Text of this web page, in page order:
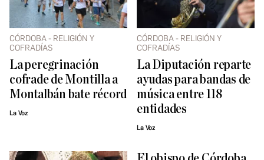
CÓRDOBA - RELIGIÓN Y
COFRADÍAS
La peregrinación
cofrade de Montilla a
Montalbán bate récord
La Voz
CÓRDOBA - RELIGIÓN Y
COFRADÍAS
La Diputación reparte
ayudas para bandas de
música entre 118
entidades
La Voz